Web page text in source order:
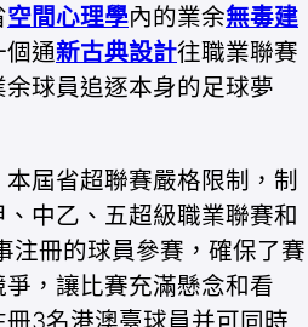
空間心理學內的業余無毒建
通新古典設計往職業聯賽
球員追逐本身的足球夢
屆省超聯賽嚴格限制，制
中乙、五超級職業聯賽和
注冊的球員參賽，確保了賽
，讓比賽充滿懸念和看
3名港澳臺球員并可同時